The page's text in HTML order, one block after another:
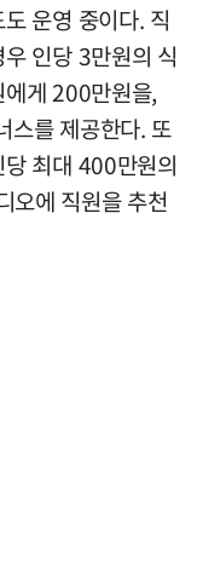
운영 중이다. 직
인당 3만원의 식
에게 200만원을,
스를 제공한다. 또
최대 400만원의
오에 직원을 추천